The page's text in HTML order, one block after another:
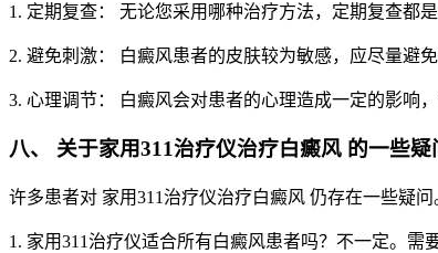
1. 定期复查： 无论您采用哪种治疗方法，定期复查都
2. 避免刺激： 白癜风患者的皮肤较为敏感，应尽量避
3. 心理调节： 白癜风会对患者的心理造成一定的影响
八、 关于家用311治疗仪治疗白癜风 的一些疑
许多患者对 家用311治疗仪治疗白癜风 仍存在一些疑
1. 家用311治疗仪适合所有白癜风患者吗？不一定。需